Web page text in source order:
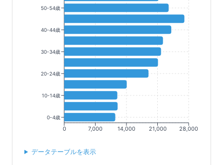
0 7,000 14,000 21,000 28,000
50-54歳
40-44歳
30-34歳
20-24歳
10-14歳
0-4歳
データテーブルを表示